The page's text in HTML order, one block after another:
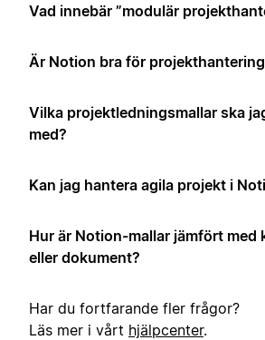
Vad innebär ”modulär
Är Notion bra för
Vilka projektledningsmallar ska
med?
Kan jag hantera agila projekt i
Hur är Notion-mallar jämfört med
eller dokument?
Har du fortfarande fler frågor?
Läs mer i vårt hjälpcenter.